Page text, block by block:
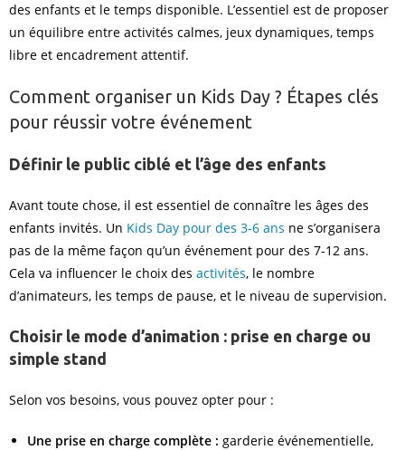
des enfants et le temps disponible. L’essentiel est de proposer
un équilibre entre activités calmes, jeux dynamiques, temps
libre et encadrement attentif.
Comment organiser un Kids Day ? Étapes clés
pour réussir votre événement
Définir le public ciblé et l’âge des enfants
Avant toute chose, il est essentiel de connaître les âges des
enfants invités. Un Kids Day pour des 3-6 ans ne s’organisera
pas de la même façon qu’un événement pour des 7-12 ans.
Cela va influencer le choix des activités, le nombre
d’animateurs, les temps de pause, et le niveau de supervision.
Choisir le mode d’animation : prise en charge ou
simple stand
Selon vos besoins, vous pouvez opter pour :
Une prise en charge complète : garderie événementielle,